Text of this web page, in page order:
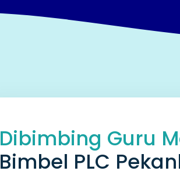
Dibimbing Guru
Bimbel PLC